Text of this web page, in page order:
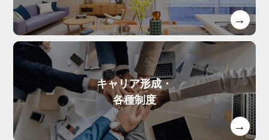
キャリア形成・
各種制度